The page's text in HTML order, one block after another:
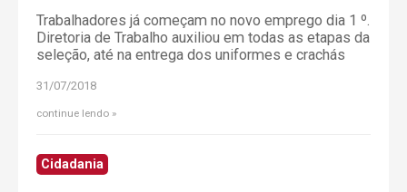
Trabalhadores já começam no novo emprego dia 1 º.
Diretoria de Trabalho auxiliou em todas as etapas da
seleção, até na entrega dos uniformes e crachás
31/07/2018
continue lendo
Cidadania